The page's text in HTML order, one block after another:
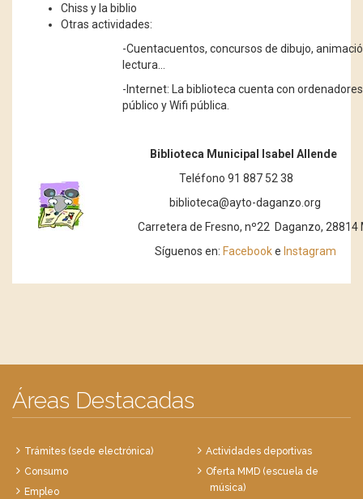
Chiss y la biblio
Otras actividades:
-Cuentacuentos, concursos de dibujo,
lectura...
-Internet: La biblioteca cuenta con
público y Wifi pública.
Biblioteca Municipal Isabel Allende
Teléfono 91 887 52 38
biblioteca@ayto-daganzo.org
Carretera de Fresno, nº22 Daganzo, 28814
Síguenos en: Facebooke Instagram
Áreas Destacadas
Trámites (sede electrónica)
Consumo
Empleo
Actividades deportivas
Oferta MMD (escuela de
música)